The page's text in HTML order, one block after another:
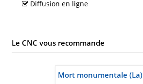
Diffusion en ligne
Le CNC vous recommande
Mort monumentale (La)